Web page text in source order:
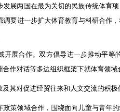
发展两国在最为关切的民族传统体育
调要进一步扩大体育教育与科研合作
开展合作。双方倡导进一步推动平
作对话等多边组织框架下就体育领域
及其对促进经贸往来和人文交流的积
政策领域合作，围绕面向儿童与青年